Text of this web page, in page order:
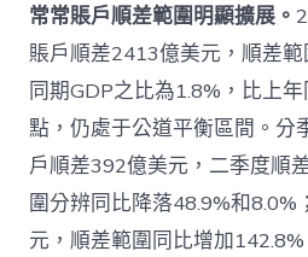
年
瞻
望
_
中
國
網〉
中
常常賬戶順差範圍明顯擴展。
賬戶順差2413億美元，順差
同期GDP之比為1.8%，比上
點，仍處于公道平衡區間。分
戶順差392億美元，二季度順
圍分辨同比降落48.9%和
元，順差範圍同比增加